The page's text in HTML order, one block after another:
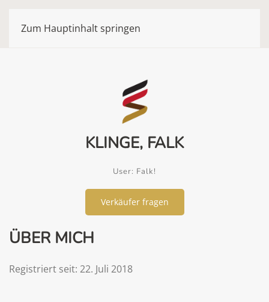
Zum Hauptinhalt springen
KLINGE, FALK
User: Falk!
Verkäufer fragen
ÜBER MICH
Registriert seit: 22. Juli 2018